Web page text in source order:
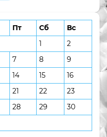
Пт Сб
Вс
1
2
7 8
9
14 15
16
21 22
23
28 29
30